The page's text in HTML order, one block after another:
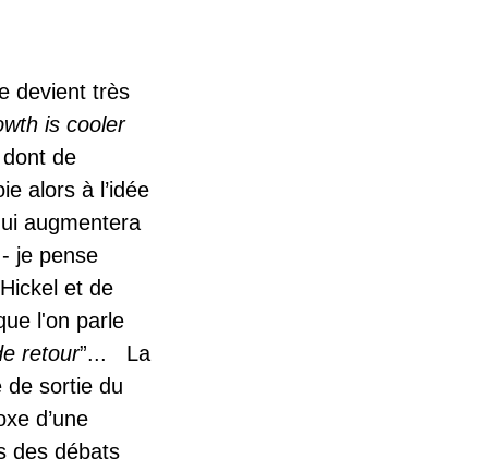
devient très
is cooler
de
alors à l’idée
augmentera
je pense
et de
l'on parle
retour”... La
de sortie du
d’une
des débats